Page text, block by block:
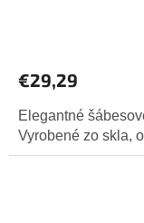
produktu
je
5,0
z
€29,29
Elegantné
Vyrobené zo skla,